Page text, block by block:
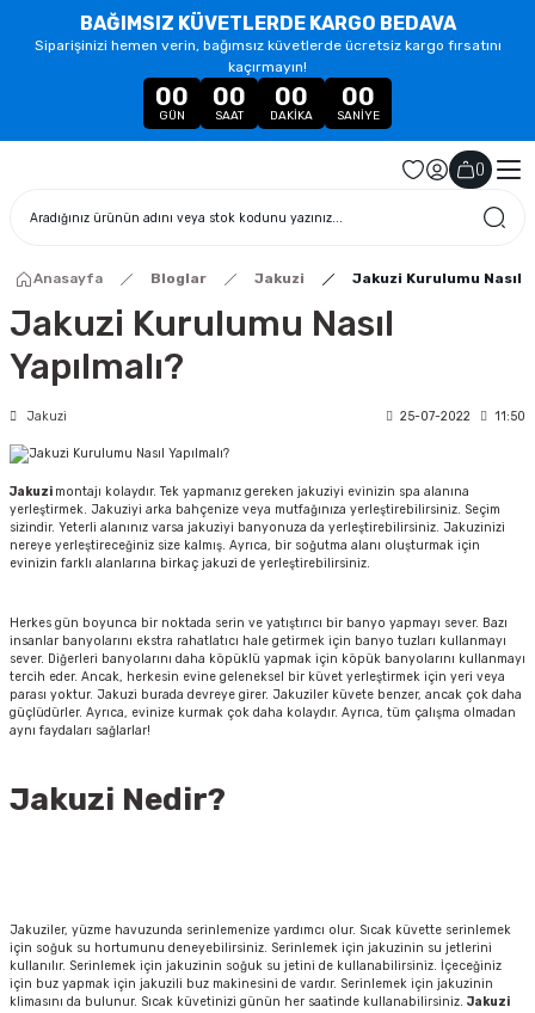
BAĞIMSIZ KÜVETLERDE KARGO BEDAVA
Siparişinizi hemen verin, bağımsız küvetlerde ücretsiz kargo fırsatını
kaçırmayın!
00
GÜN
00
SAAT
00
DAKIKA
00
SANIYE
()
Anasayfa Bloglar Jakuzi Jakuzi Kurulumu Nasıl
Jakuzi Kurulumu Nasıl
Yapılmalı?
Jakuzi 25-07-2022 11:50
Jakuzi montajı kolaydır. Tek yapmanız gereken jakuziyi evinizin spa alanına
yerleştirmek. Jakuziyi arka bahçenize veya mutfağınıza yerleştirebilirsiniz. Seçim
sizindir. Yeterli alanınız varsa jakuziyi banyonuza da yerleştirebilirsiniz. Jakuzinizi
nereye yerleştireceğiniz size kalmış. Ayrıca, bir soğutma alanı oluşturmak için
evinizin farklı alanlarına birkaç jakuzi de yerleştirebilirsiniz.
Herkes gün boyunca bir noktada serin ve yatıştırıcı bir banyo yapmayı sever. Bazı
insanlar banyolarını ekstra rahatlatıcı hale getirmek için banyo tuzları kullanmayı
sever. Diğerleri banyolarını daha köpüklü yapmak için köpük banyolarını kullanmayı
tercih eder. Ancak, herkesin evine geleneksel bir küvet yerleştirmek için yeri veya
parası yoktur. Jakuzi burada devreye girer. Jakuziler küvete benzer, ancak çok daha
güçlüdürler. Ayrıca, evinize kurmak çok daha kolaydır. Ayrıca, tüm çalışma olmadan
aynı faydaları sağlarlar!
Jakuzi Nedir?
Jakuziler, yüzme havuzunda serinlemenize yardımcı olur. Sıcak küvette serinlemek
için soğuk su hortumunu deneyebilirsiniz. Serinlemek için jakuzinin su jetlerini
kullanılır. Serinlemek için jakuzinin soğuk su jetini de kullanabilirsiniz. İçeceğiniz
için buz yapmak için jakuzili buz makinesini de vardır. Serinlemek için jakuzinin
klimasını da bulunur. Sıcak küvetinizi günün her saatinde kullanabilirsiniz. Jakuzi